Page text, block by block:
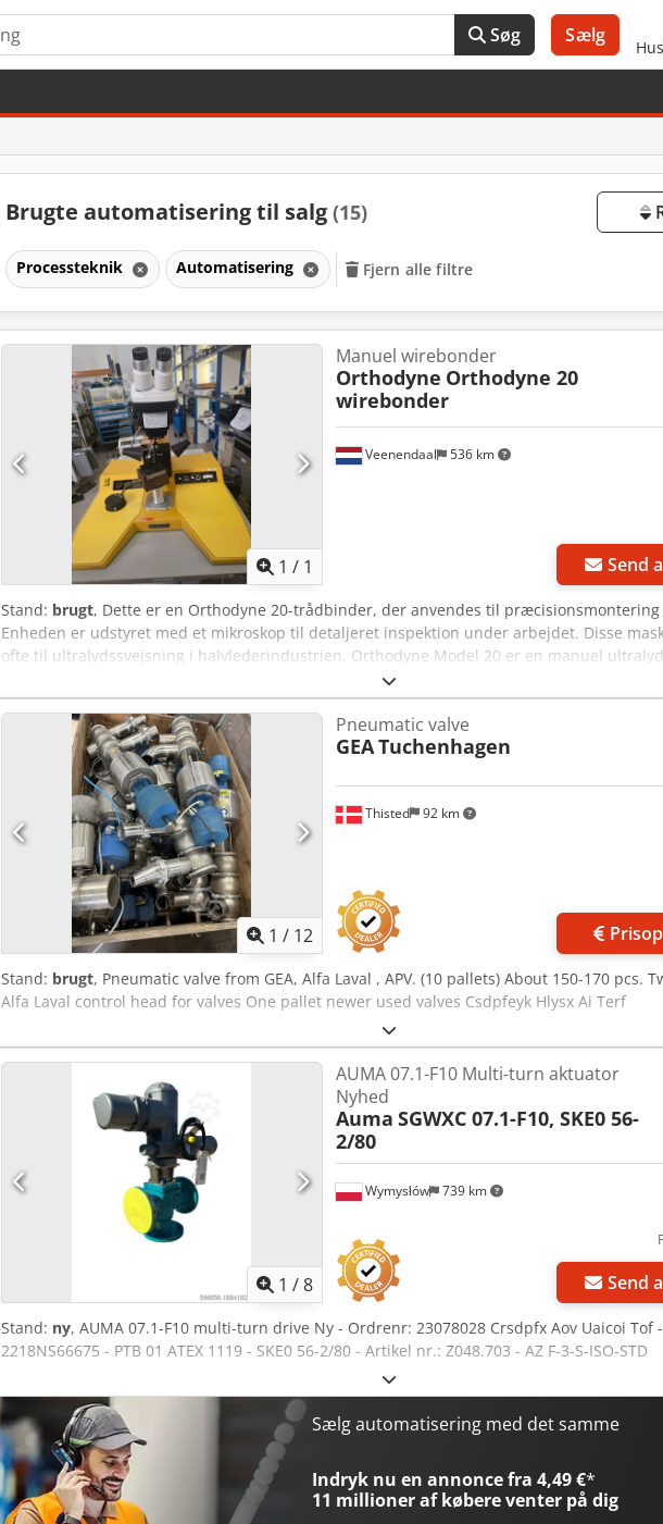
Søg Sælg
Brugte automatisering til salg (15)
Processteknik Automatisering Fjern alle filtre
1 / 1
Veenendaal 536 km
Manuel wirebonder
Orthodyne Orthodyne 20
wirebonder
Send
Stand: brugt, Dette er en Orthodyne 20-trådbinder, der anvendes til
Enheden er udstyret med et mikroskop til detaljeret inspektion under arbejdet. Disse
ofte til ultralydssvejsning i halvlederindustrien. Orthodyne Model 20 er en manuel
kraftige tråde, der primært anvendes til at forbinde effekt-halvledere, hybride kredsløb og
elektronik med aluminiumtråd. Vigtigste specifikationer Egenskab Specifikation
Ultralydssvejsning Trådmateriale Aluminium Tråddiameter 4–20 mil (≈ 102–508 µm),
konfiguration Almindelige trådstørrelser 5 mil, 10 mil, 12 mil og 20 mil Maksimal
gram Ultralydseffekt Op til 550 (maskinindstilling) Arbejdsområde Vakuumchuck med ca.
arbejdsdiameter Betjening Manuel betjening under mikroskop Mikroskop Stereo zoom-
40×, afhængigt af model Anvendelser IGBT- og MOSFET-moduler Effekt-hybrider DCB-
Ap Do Ai Terf Keramiske substrater (Al₂O₃, AlN) Tykkere aluminiumtråde til høje strømme
Velegnet til store aluminiumtråde op til 20 mil. Specielle Larrison-svejseværktøjer
revner ved svejsningen. Automatisk trådafklipping under den anden svejsning. Kan fås
med dybgående klemmer og videokamera til bedre positionering.
1 / 12
Thisted 92 km
Pneumatic valve
GEATuchenhagen
Stand: brugt, Pneumatic valve from GEA, Alfa Laval , APV. (10 pallets) About 150-170 pcs.
Alfa Laval control head for valves One pallet newer used valves Csdpfeyk Hlysx Ai Terf
1 /8
Wymysłów 739 km
AUMA 07.1-F10 Multi-turn aktuator
Nyhed
Auma SGWXC 07.1-F10, SKE0 56-
2/80
Send
Stand: ny, AUMA 07.1-F10 multi-turn drive Ny - Ordrenr: 23078028 Crsdpfx Aov Uaicoi Tof
2218NS66675 - PTB 01 ATEX 1119 - SKE0 56-2/80 - Artikel nr.: Z048.703 - AZ F-3-S-ISO-STD
Sælg automatisering med det samme
Indryk nu en annonce fra 4,49 €*
11 millioner af købereventer på dig